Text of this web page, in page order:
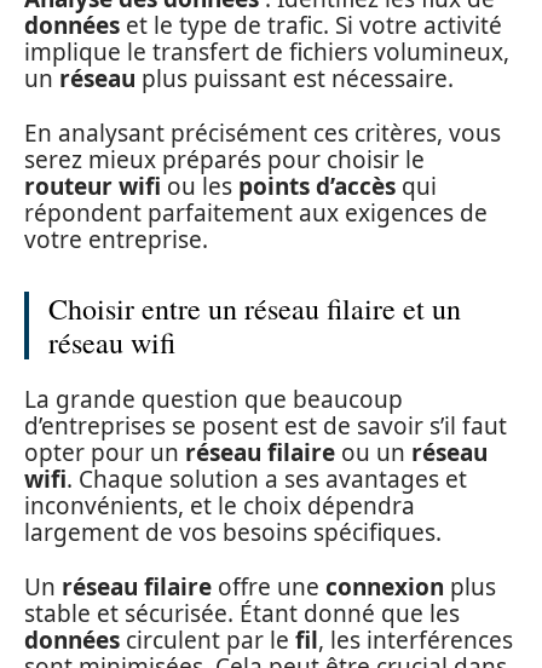
données et le type de trafic. Si votre activité
implique le transfert de fichiers volumineux,
un réseau plus puissant est nécessaire.
En analysant précisément ces critères, vous
serez mieux préparés pour choisir le
routeur wifi ou les points d’accès qui
répondent parfaitement aux exigences de
votre entreprise.
Choisir entre un réseau filaire et un
réseau wifi
La grande question que beaucoup
d’entreprises se posent est de savoir s’il faut
opter pour un réseau filaire ou un réseau
wifi. Chaque solution a ses avantages et
inconvénients, et le choix dépendra
largement de vos besoins spécifiques.
Un réseau filaire offre une connexion plus
stable et sécurisée. Étant donné que les
données circulent par le fil, les interférences